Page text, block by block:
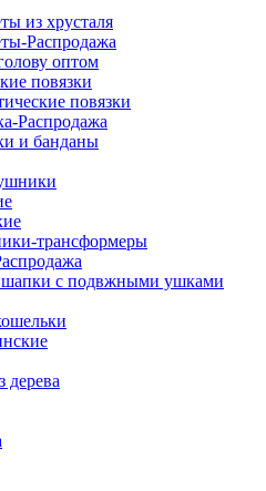
из хрусталя
Распродажа
оптом
повязки
повязки
Распродажа
и банданы
трансформеры
шапки с подвжными ушками
дерева